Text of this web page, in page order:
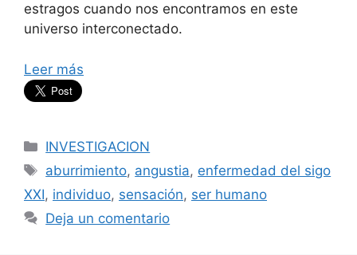
estragos cuando nos encontramos en este
universo interconectado.
Leer más
Categorías
INVESTIGACION
Etiquetas
aburrimiento, angustia, enfermedad del sigo
XXI, individuo, sensación, ser humano
Deja un comentario